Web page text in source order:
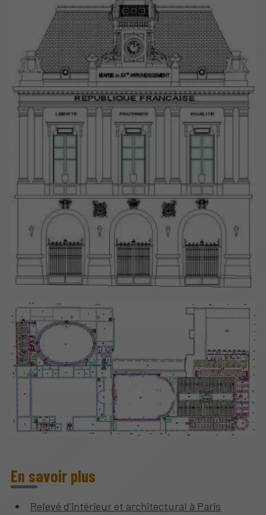
En savoir plus
Relevé d’intérieur et architectural à Paris